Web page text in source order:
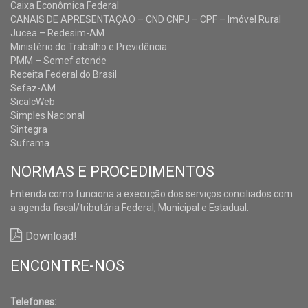
Caixa Econômica Federal
CANAIS DE APRESENTAÇÃO – CND CNPJ – CPF – Imóvel Rural
Jucea – Redesim-AM
Ministério do Trabalho e Previdência
PMM – Semef atende
Receita Federal do Brasil
Sefaz-AM
SicalcWeb
Simples Nacional
Sintegra
Suframa
NORMAS E PROCEDIMENTOS
Entenda como funciona a execução dos serviços conciliados com
a agenda fiscal/tributária Federal, Municipal e Estadual.
Download!
ENCONTRE-NOS
Telefones: